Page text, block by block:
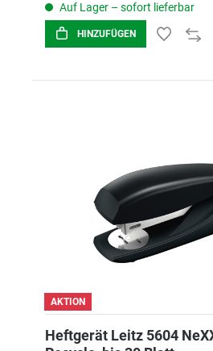
Auf Lager – sofort lieferbar
HINZUFÜGEN
AKTION
Heftgerät Leitz 5604